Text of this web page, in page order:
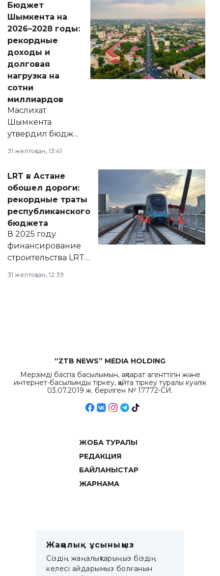
народу
Венесуэлы.
Бюджет
Шымкента на
2026–2028 годы:
рекордные
доходы и
долговая
нагрузка на
сотни
миллиардов
Маслихат
Шымкента
утвердил бюджет
2028 годы.
документ
появился в базе
нормативных
правовых актов и
на сайте маслихат
города.
31 желтоқсан, 13:41
LRT в Астане
обошел дороги:
рекордные траты
республиканского
бюджета
В 2025 году
финансирование
строительства LRT
республиканского
31 желтоқсан, 12:39
“ZTB NEWS” MEDIA HOLDING
Мерзімді баспа басылымын, ақпарат агенттігін және
интернет-басылымды тіркеу, қайта тіркеу туралы куәлік
03.07.2019 ж. берілген № 17772-СИ.
ЖОБА ТУРАЛЫ
РЕДАКЦИЯ
БАЙЛАНЫСТАР
ЖАРНАМА
Жаңалық ұсыныңыз
Сіздің жаңалықтарыңыз біздің
келесі айдарымыз болғанын